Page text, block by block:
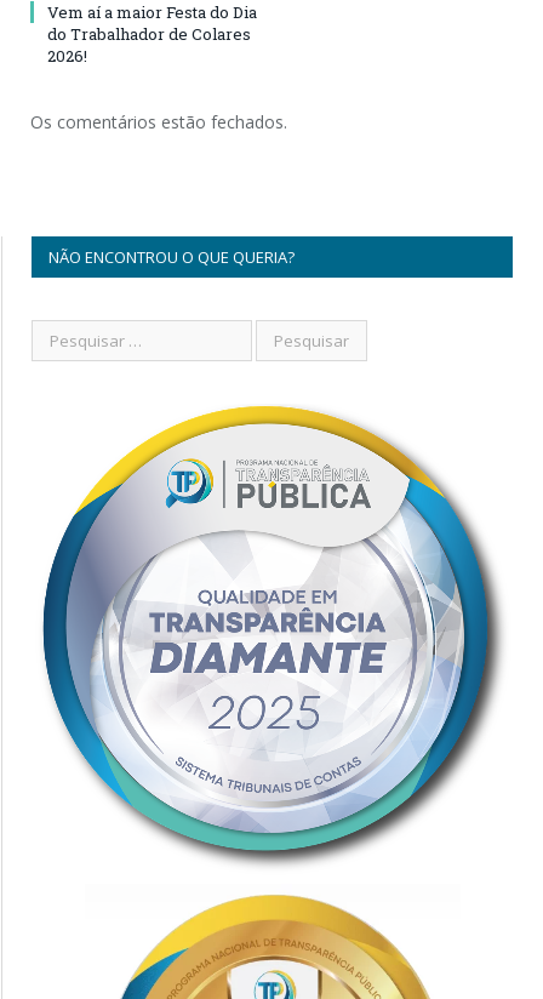
Vem aí a maior Festa do Dia
do Trabalhador de Colares
2026!
Os comentários estão fechados.
NÃO ENCONTROU O QUE QUERIA?